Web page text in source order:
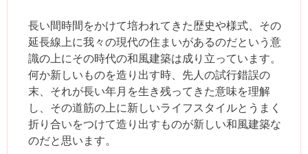
長い間時間をかけて培われてきた歴史や様式、その
延長線上に我々の現代の住まいがあるのだという意
識の上にその時代の和風建築は成り立っています。
何か新しいものを造り出す時、先人の試行錯誤の
末、それが長い年月を生き残ってきた意味を理解
し、その道筋の上に新しいライフスタイルとうまく
折り合いをつけて造り出すものが新しい和風建築な
のだと思います。